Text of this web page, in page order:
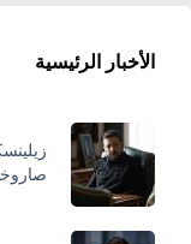
الأخبار الرئيسية
صاروخاً و3000 مسيرة